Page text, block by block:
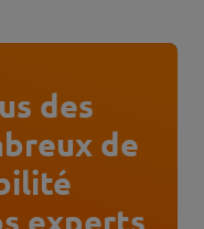
des
de